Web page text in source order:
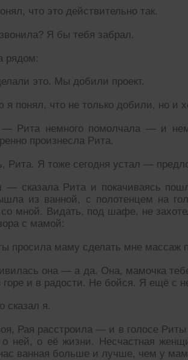
что это действительно так.
Я бы тебя забрал.
рядом:
это. Мы добили проект.
я понял, что не только добили, но и
Рита немного помолчала — и
произнесла Рита.
Я тоже сегодня устал —
сказала Рита и покачиваясь
из ванной, с полотенцем на
мной. Видать, под шафе, не
с мамой:
просила маму сделать мне массаж
она — а да. Она, мамочка
и в радости. Не бойся. Я ещё с
сказал я.
Рая расстроила — и в голосе
о ней, о её жизни. Несчастная
ванная больше и лучше, чем у